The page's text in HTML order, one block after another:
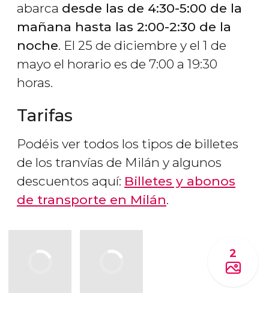
abarca desde las de 4:30-5:00 de la
mañana hasta las 2:00-2:30 de la
noche. El 25 de diciembre y el 1 de
mayo el horario es de 7:00 a 19:30
horas.
Tarifas
Podéis ver todos los tipos de billetes
de los tranvías de Milán y algunos
descuentos aquí: Billetes y abonos
de transporte en Milán.
2